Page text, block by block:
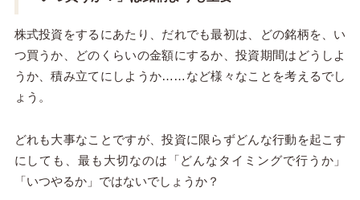
株式投資をするにあたり、だれでも最初は、どの銘柄を、い
つ買うか、どのくらいの金額にするか、投資期間はどうしよ
うか、積み立てにしようか……など様々なことを考えるでし
ょう。
どれも大事なことですが、投資に限らずどんな行動を起こす
にしても、最も大切なのは「どんなタイミングで行うか」
「いつやるか」ではないでしょうか？